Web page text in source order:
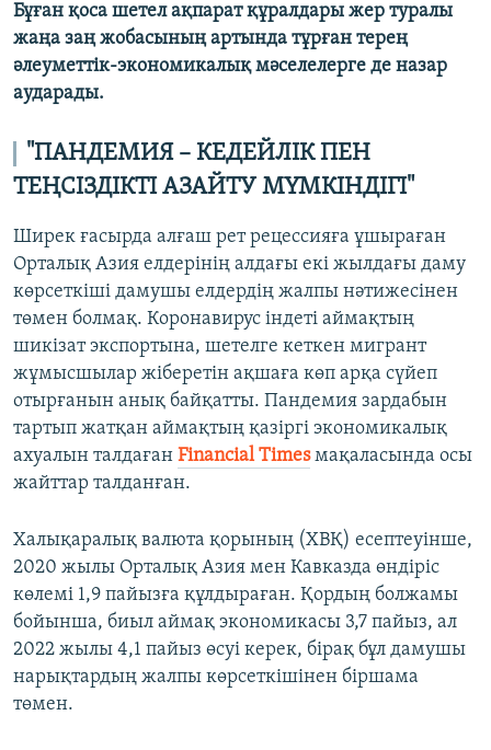
Бұған қоса шетел ақпарат құралдары жер туралы
жаңа заң жобасының артында тұрған терең
әлеуметтік-экономикалық мәселелерге де назар
аударады.
"ПАНДЕМИЯ – КЕДЕЙЛІК ПЕН
ТЕҢСІЗДІКТІ АЗАЙТУ МҮМКІНДІГІ"
Ширек ғасырда алғаш рет рецессияға ұшыраған
Орталық Азия елдерінің алдағы екі жылдағы даму
көрсеткіші дамушы елдердің жалпы нәтижесінен
төмен болмақ. Коронавирус індеті аймақтың
шикізат экспортына, шетелге кеткен мигрант
жұмысшылар жіберетін ақшаға көп арқа сүйеп
отырғанын анық байқатты. Пандемия зардабын
тартып жатқан аймақтың қазіргі экономикалық
ахуалын талдаған Financial Timesмақаласында осы
жайттар талданған.
Халықаралық валюта қорының (ХВҚ) есептеуінше,
2020 жылы Орталық Азия мен Кавказда өндіріс
көлемі 1,9 пайызға құлдыраған. Қордың болжамы
бойынша, биыл аймақ экономикасы 3,7 пайыз, ал
2022 жылы 4,1 пайыз өсуі керек, бірақ бұл дамушы
нарықтардың жалпы көрсеткішінен біршама
төмен.